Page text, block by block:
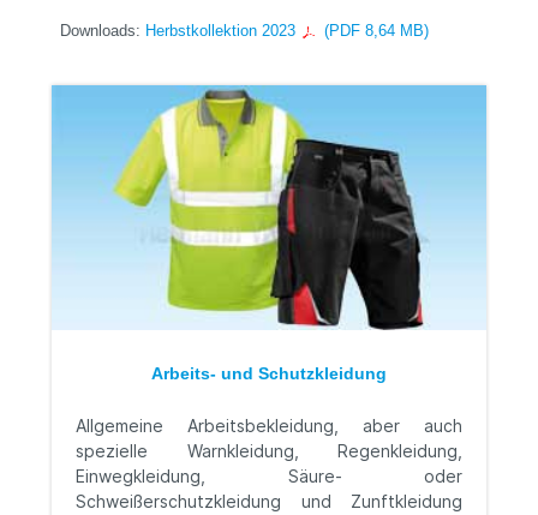
Downloads: Herbstkollektion 2023 (PDF 8,64 MB)
Arbeits- und Schutzkleidung
Allgemeine Arbeitsbekleidung, aber auch
spezielle Warnkleidung, Regenkleidung,
Einwegkleidung, Säure- oder
Schweißerschutzkleidung und Zunftkleidung